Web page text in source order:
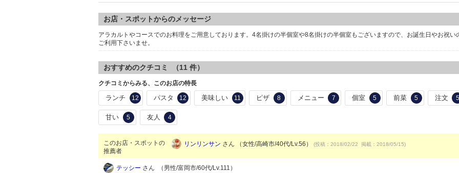
お店・スポットからのメッセージ
アラカルトやコースでのお料理をご用意しております。4名掛けの半個室や8名掛けの半個室もございますので、お誕生日やお祝い
ご利用下さいませ。
おすすめのクチコミ （11 件）
クチコミからみる、このお店の特長
ランチ 12 パスタ 12 美味しい 11 ピザ 8 メニュー 7 個室 5 前菜 5 注文 5
甘い 5 友人 4
このお店・スポットの
推薦者
リンリンサン さん （女性/高崎市/40代/Lv.56） (投稿：2018/02/22 掲載：2018/05/15)
テッシー さん （男性/富岡市/60代/Lv.111）